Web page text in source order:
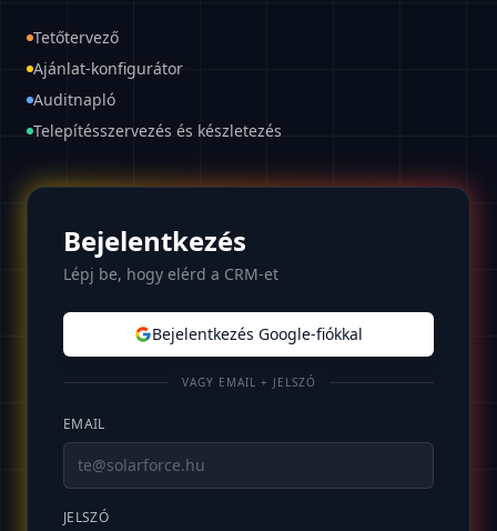
Tetőtervező
Ajánlat-konfigurátor
Auditnapló
Telepítésszervezés és készletezés
Bejelentkezés
Lépj be, hogy elérd a CRM-et
Bejelentkezés Google-fiókkal
VAGY EMAIL + JELSZÓ
EMAIL
JELSZÓ